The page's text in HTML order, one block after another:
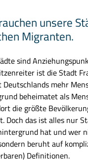
unsere
Migranten.
sind
ist die Stadt
Deutschlands mehr
beheimatet als
die größte
Doch das ist alles nur
hat und wer
beruht auf
Definitionen.